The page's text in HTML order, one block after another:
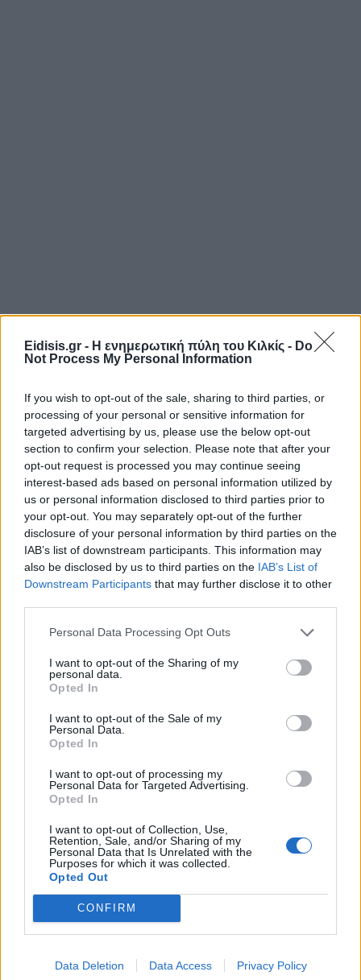
Eidisis.gr - Η ενημερωτική πύλη του Κιλκίς - Do
Not Process My Personal Information
If you wish to opt-out of the sale, sharing to third parties, or
processing of your personal or sensitive information for
targeted advertising by us, please use the below opt-out
section to confirm your selection. Please note that after your
opt-out request is processed you may continue seeing
interest-based ads based on personal information utilized by
us or personal information disclosed to third parties prior to
your opt-out. You may separately opt-out of the further
disclosure of your personal information by third parties on the
IAB’s list of downstream participants. This information may
also be disclosed by us to third parties on the IAB’s List of
Downstream Participants that may further disclose it to other
Personal Data Processing Opt Outs
I want to opt-out of the Sharing of my
personal data.
Opted In
I want to opt-out of the Sale of my
Personal Data.
Opted In
I want to opt-out of processing my
Personal Data for Targeted Advertising.
Opted In
I want to opt-out of Collection, Use,
Retention, Sale, and/or Sharing of my
Personal Data that Is Unrelated with the
Purposes for which it was collected.
Opted Out
CONFIRM
Data Deletion Data Access Privacy Policy
Πρωινή